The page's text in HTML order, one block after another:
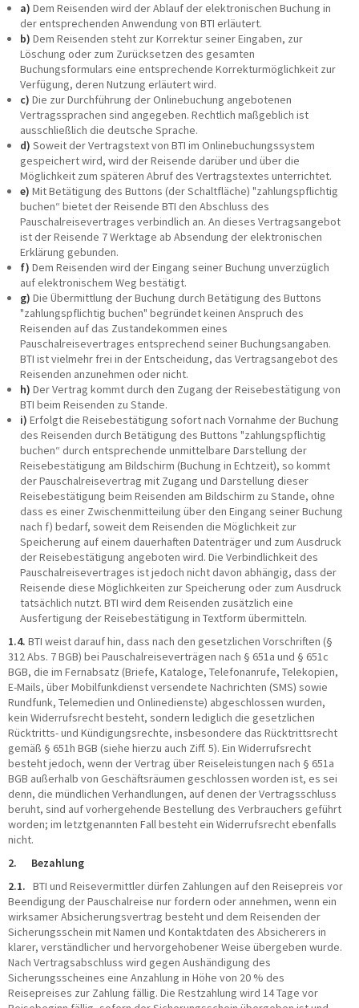
a) Dem Reisenden wird der Ablauf der elektronischen Buchung in
der entsprechenden Anwendung von BTI erläutert.
b) Dem Reisenden steht zur Korrektur seiner Eingaben, zur
Löschung oder zum Zurücksetzen des gesamten
Buchungsformulars eine entsprechende Korrekturmöglichkeit zur
Verfügung, deren Nutzung erläutert wird.
c) Die zur Durchführung der Onlinebuchung angebotenen
Vertragssprachen sind angegeben. Rechtlich maßgeblich ist
ausschließlich die deutsche Sprache.
d) Soweit der Vertragstext von BTI im Onlinebuchungssystem
gespeichert wird, wird der Reisende darüber und über die
Möglichkeit zum späteren Abruf des Vertragstextes unterrichtet.
e) Mit Betätigung des Buttons (der Schaltfläche) "zahlungspflichtig
buchen“ bietet der Reisende BTI den Abschluss des
Pauschalreisevertrages verbindlich an. An dieses Vertragsangebot
ist der Reisende 7 Werktage ab Absendung der elektronischen
Erklärung gebunden.
f) Dem Reisenden wird der Eingang seiner Buchung unverzüglich
auf elektronischem Weg bestätigt.
g) Die Übermittlung der Buchung durch Betätigung des Buttons
"zahlungspflichtig buchen" begründet keinen Anspruch des
Reisenden auf das Zustandekommen eines
Pauschalreisevertrages entsprechend seiner Buchungsangaben.
BTI ist vielmehr frei in der Entscheidung, das Vertragsangebot des
Reisenden anzunehmen oder nicht.
h) Der Vertrag kommt durch den Zugang der Reisebestätigung von
BTI beim Reisenden zu Stande.
i) Erfolgt die Reisebestätigung sofort nach Vornahme der Buchung
des Reisenden durch Betätigung des Buttons "zahlungspflichtig
buchen“ durch entsprechende unmittelbare Darstellung der
Reisebestätigung am Bildschirm (Buchung in Echtzeit), so kommt
der Pauschalreisevertrag mit Zugang und Darstellung dieser
Reisebestätigung beim Reisenden am Bildschirm zu Stande, ohne
dass es einer Zwischenmitteilung über den Eingang seiner Buchung
nach f) bedarf, soweit dem Reisenden die Möglichkeit zur
Speicherung auf einem dauerhaften Datenträger und zum Ausdruck
der Reisebestätigung angeboten wird. Die Verbindlichkeit des
Pauschalreisevertrages ist jedoch nicht davon abhängig, dass der
Reisende diese Möglichkeiten zur Speicherung oder zum Ausdruck
tatsächlich nutzt. BTI wird dem Reisenden zusätzlich eine
Ausfertigung der Reisebestätigung in Textform übermitteln.
1.4. BTI weist darauf hin, dass nach den gesetzlichen Vorschriften (§
312 Abs. 7 BGB) bei Pauschalreiseverträgen nach § 651a und § 651c
BGB, die im Fernabsatz (Briefe, Kataloge, Telefonanrufe, Telekopien,
E-Mails, über Mobilfunkdienst versendete Nachrichten (SMS) sowie
Rundfunk, Telemedien und Onlinedienste) abgeschlossen wurden,
kein Widerrufsrecht besteht, sondern lediglich die gesetzlichen
Rücktritts- und Kündigungsrechte, insbesondere das Rücktrittsrecht
gemäß § 651h BGB (siehe hierzu auch Ziff. 5). Ein Widerrufsrecht
besteht jedoch, wenn der Vertrag über Reiseleistungen nach § 651a
BGB außerhalb von Geschäftsräumen geschlossen worden ist, es sei
denn, die mündlichen Verhandlungen, auf denen der Vertragsschluss
beruht, sind auf vorhergehende Bestellung des Verbrauchers geführt
worden; im letztgenannten Fall besteht ein Widerrufsrecht ebenfalls
nicht.
2. Bezahlung
2.1. BTI und Reisevermittler dürfen Zahlungen auf den Reisepreis vor
Beendigung der Pauschalreise nur fordern oder annehmen, wenn ein
wirksamer Absicherungsvertrag besteht und dem Reisenden der
Sicherungsschein mit Namen und Kontaktdaten des Absicherers in
klarer, verständlicher und hervorgehobener Weise übergeben wurde.
Nach Vertragsabschluss wird gegen Aushändigung des
Sicherungsscheines eine Anzahlung in Höhe von 20 % des
Reisepreises zur Zahlung fällig. Die Restzahlung wird 14 Tage vor